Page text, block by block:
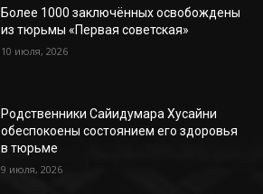
Более 1000 заключённых освобождены
из тюрьмы «Первая советская»
10 июля, 2026
Родственники Сайидумара Хусайни
обеспокоены состоянием его здоровья
в тюрьме
9 июля, 2026